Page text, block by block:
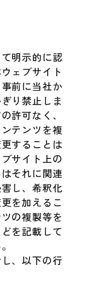
明示的に認
ェブサイト
前に当社か
り禁止しま
許可なく、
テンツを複
することは
サイト上の
それに関連
し、希釈化
を加えるこ
の複製等を
を記載して
、以下の行